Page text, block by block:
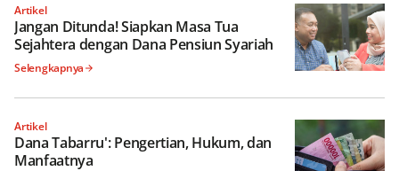
Artikel
Jangan Ditunda! Siapkan Masa Tua
Sejahtera dengan Dana Pensiun Syariah
Selengkapnya
Artikel
Dana Tabarru': Pengertian, Hukum, dan
Manfaatnya